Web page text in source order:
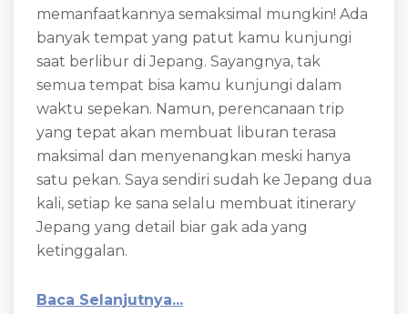
memanfaatkannya semaksimal mungkin! Ada
banyak tempat yang patut kamu kunjungi
saat berlibur di Jepang. Sayangnya, tak
semua tempat bisa kamu kunjungi dalam
waktu sepekan. Namun, perencanaan trip
yang tepat akan membuat liburan terasa
maksimal dan menyenangkan meski hanya
satu pekan. Saya sendiri sudah ke Jepang dua
kali, setiap ke sana selalu membuat itinerary
Jepang yang detail biar gak ada yang
ketinggalan.
Baca Selanjutnya...